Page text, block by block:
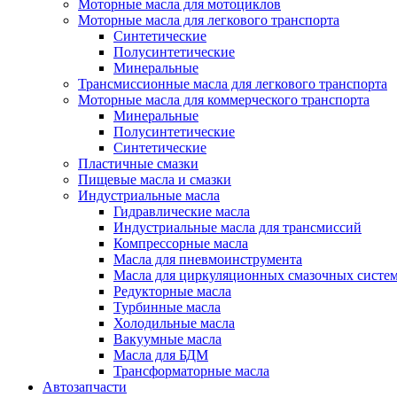
Моторные масла для мотоциклов
Моторные масла для легкового транспорта
Синтетические
Полусинтетические
Минеральные
Трансмиссионные масла для легкового транспорта
Моторные масла для коммерческого транспорта
Минеральные
Полусинтетические
Синтетические
Пластичные смазки
Пищевые масла и смазки
Индустриальные масла
Гидравлические масла
Индустриальные масла для трансмиссий
Компрессорные масла
Масла для пневмоинструмента
Масла для циркуляционных смазочных
Редукторные масла
Турбинные масла
Холодильные масла
Вакуумные масла
Масла для БДМ
Трансформаторные масла
Автозапчасти